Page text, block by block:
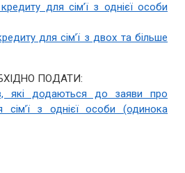
для сім’ї з однієї особи
для сім’ї з двох та більше
ПОДАТИ:
які додаються до заяви про
з однієї особи (одинока